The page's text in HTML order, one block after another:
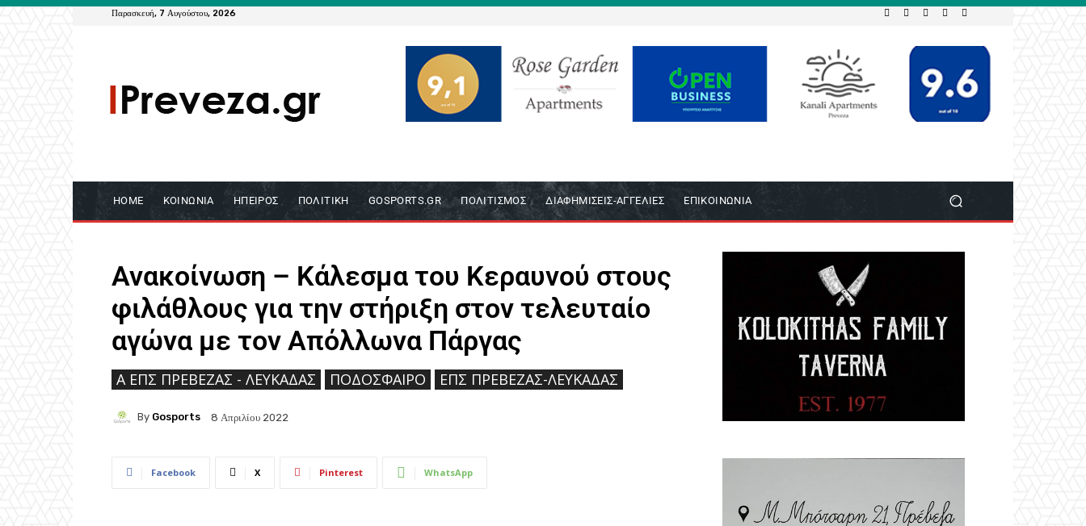
Παρασκευή, 7 Αυγούστου, 2026
HOME ΚΟΙΝΩΝΊΑ ΉΠΕΙΡΟΣ ΠΟΛΙΤΙΚΉ GOSPORTS.GR ΠΟΛΙΤΙΣΜΌΣ ΔΙΑΦΗΜΊΣΕΙΣ-ΑΓΓΕΛΊΕΣ ΕΠΙΚΟΙΝΩΝΙΑ
Ανακοίνωση – Κάλεσμα του Κεραυνού στους
φιλάθλους για την στήριξη στον τελευταίο
αγώνα με τον Απόλλωνα Πάργας
Ά ΕΠΣ ΠΡΈΒΕΖΑΣ - ΛΕΥΚΆΔΑΣ ΠΟΔΌΣΦΑΙΡΟ ΕΠΣ ΠΡΈΒΕΖΑΣ-ΛΕΥΚΆΔΑΣ
By Gosports 8 Απριλίου 2022
Facebook X Pinterest WhatsApp